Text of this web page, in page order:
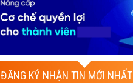
ĐĂNG KÝ NHẬN TIN MỚI NHẤT